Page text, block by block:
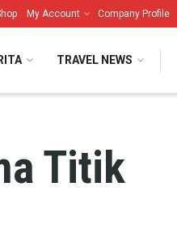
My Account Company Profile
TRAVEL NEWS
Titik